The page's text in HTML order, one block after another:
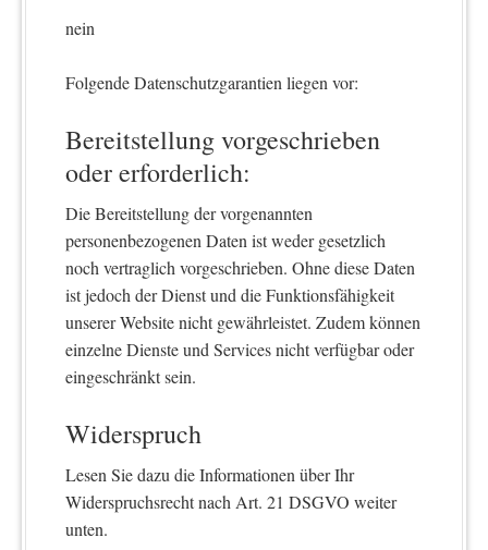
nein
Folgende Datenschutzgarantien liegen vor:
Bereitstellung vorgeschrieben
oder erforderlich:
Die Bereitstellung der vorgenannten
personenbezogenen Daten ist weder gesetzlich
noch vertraglich vorgeschrieben. Ohne diese Daten
ist jedoch der Dienst und die Funktionsfähigkeit
unserer Website nicht gewährleistet. Zudem können
einzelne Dienste und Services nicht verfügbar oder
eingeschränkt sein.
Widerspruch
Lesen Sie dazu die Informationen über Ihr
Widerspruchsrecht nach Art. 21 DSGVO weiter
unten.